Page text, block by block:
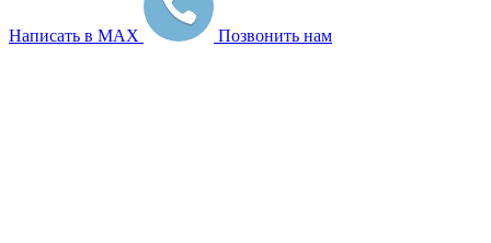
Написать в MAX Позвонить нам